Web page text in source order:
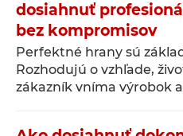
dosiahnuť
bez kompromisov
Perfektné hrany sú
Rozhodujú o vzhľade,
zákazník vníma výrobok